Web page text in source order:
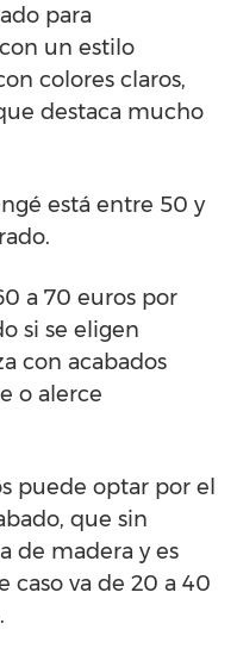
para
un estilo
colores claros,
destaca mucho
está entre 50 y
a 70 euros por
si se eligen
con acabados
o alerce
puede optar por el
que sin
de madera y es
caso va de 20 a 40